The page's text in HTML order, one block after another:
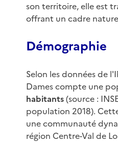
son territoire, elle est
offrant un cadre
Démographie
Selon les données de
Dames compte une
habitants(source :
population 2018).
une communauté
région Centre-Val de